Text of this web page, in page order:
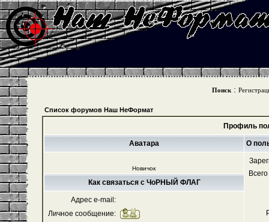
Поиск :
Список форумов Наш НеФормат
Профиль
Аватара О
Новичок
Как связаться с ЧоРНЫЙ ФЛАГ
Адрес e-mail:
Личное сообщение: